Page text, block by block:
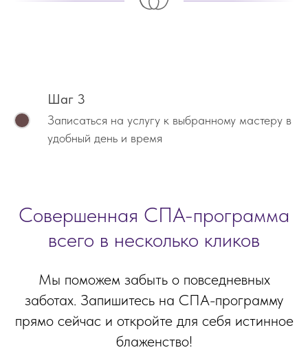
Шаг 3
Записаться на услугу к выбранному мастеру в
удобный день и время
Совершенная СПА-программа
всего в несколько кликов
Мы поможем забыть о повседневных
заботах. Запишитесь на СПА-программу
прямо сейчас и откройте для себя истинное
блаженство!